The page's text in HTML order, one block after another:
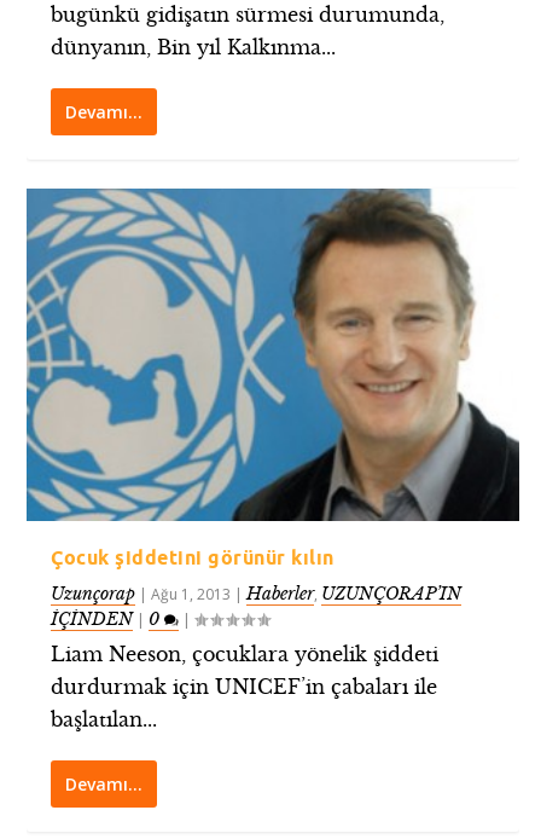
bugünkü gidişatın sürmesi durumunda,
dünyanın, Bin yıl Kalkınma...
Devamı…
Çocuk şiddetini görünür kılın
Uzunçorap |Ağu 1, 2013 |Haberler, UZUNÇORAP’IN
İÇİNDEN| 0 |
Liam Neeson, çocuklara yönelik şiddeti
durdurmak için UNICEF’in çabaları ile
başlatılan...
Devamı…